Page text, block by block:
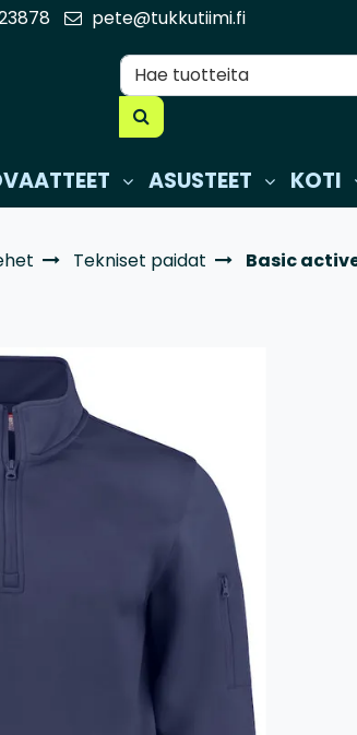
pete@tukkutiimi.fi
ASUSTEET KOTI
Tekniset paidat Basic